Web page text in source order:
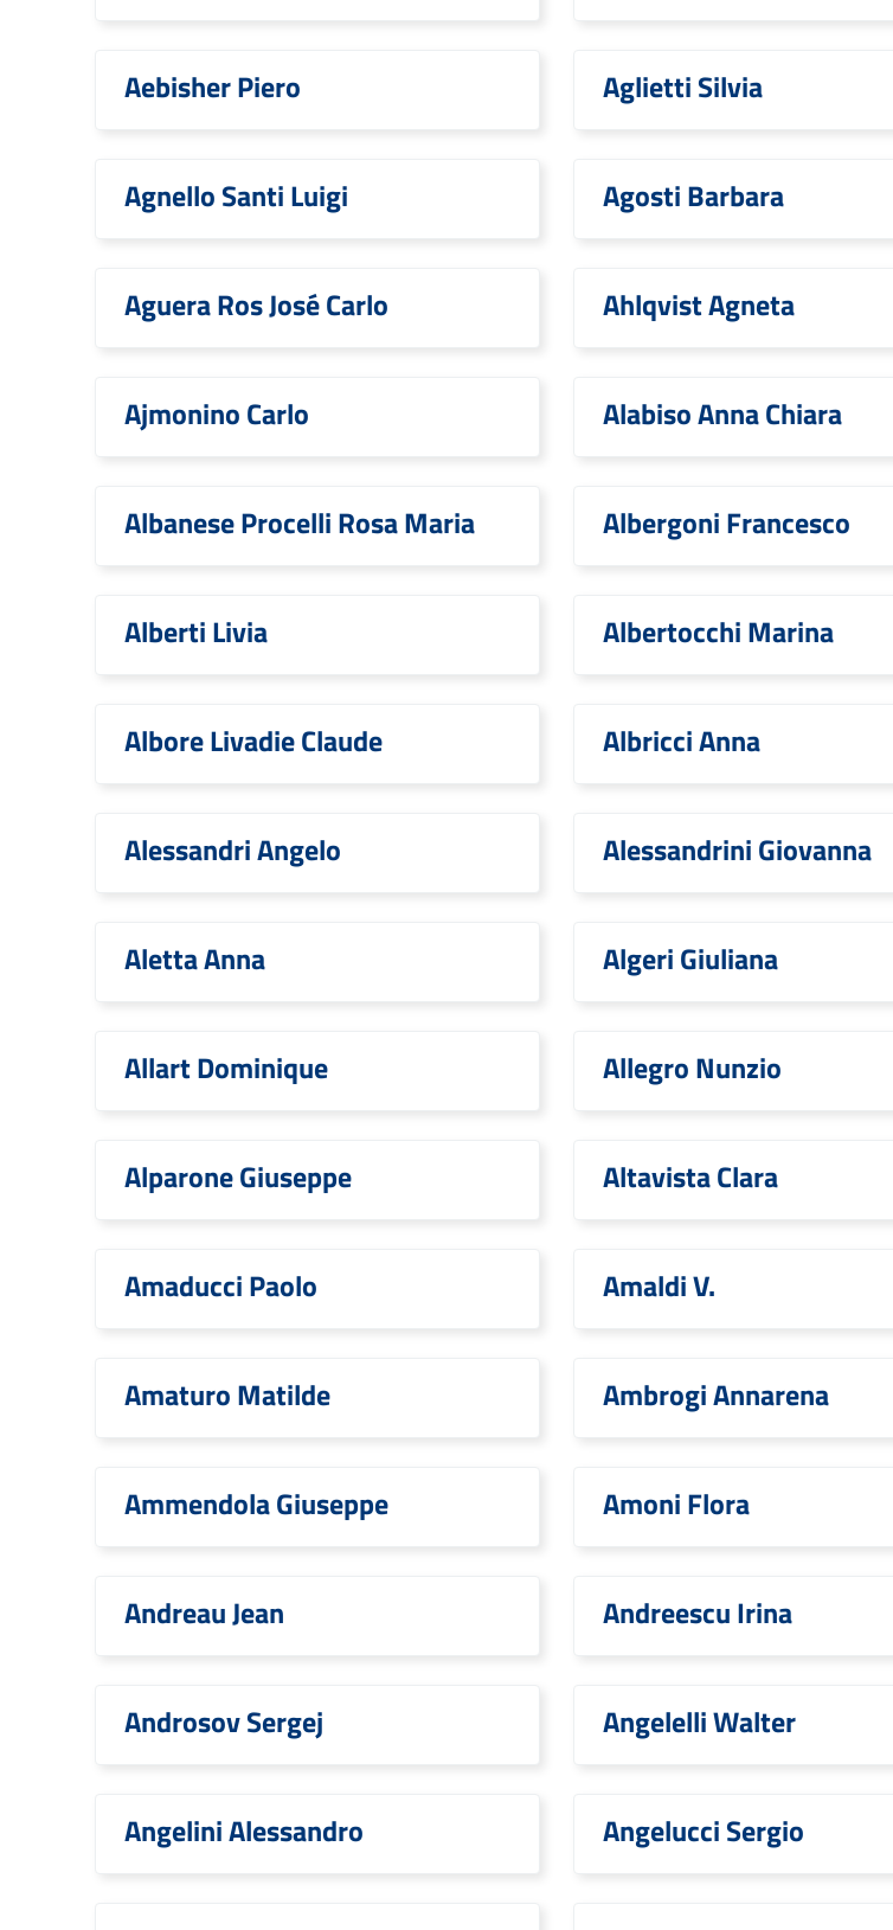
Aebisher Piero Aglietti Silvia
Agnello Santi Luigi Agosti Barbara
Aguera Ros José Carlo Ahlqvist Agneta
Ajmonino Carlo Alabiso Anna Chiara
Albanese Procelli Rosa Maria Albergoni Francesco
Alberti Livia Albertocchi Marina
Albore Livadie Claude Albricci Anna
Alessandri Angelo Alessandrini Giovanna
Aletta Anna Algeri Giuliana
Allart Dominique Allegro Nunzio
Alparone Giuseppe Altavista Clara
Amaducci Paolo Amaldi V.
Amaturo Matilde Ambrogi Annarena
Ammendola Giuseppe Amoni Flora
Andreau Jean Andreescu Irina
Androsov Sergej Angelelli Walter
Angelini Alessandro Angelucci Sergio